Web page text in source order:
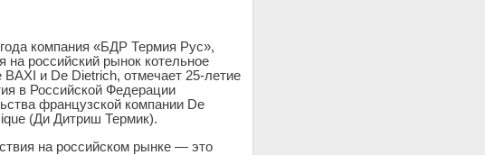
компания «БДР Термия Рус»,
на российский рынок котельное
BAXI и De Dietrich, отмечает 25-летие
в Российской Федерации
французской компании De
(Ди Дитриш Термик).
на российском рынке — это